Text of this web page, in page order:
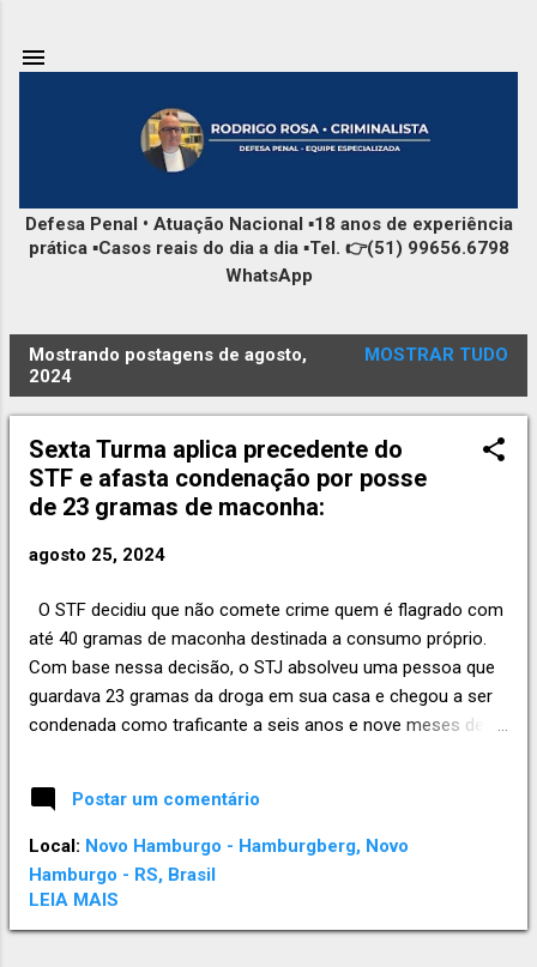
Defesa Penal • Atuação Nacional ▪️18 anos de experiência
prática ▪️Casos reais do dia a dia ▪️Tel. 👉(51) 99656.6798
WhatsApp
o
Mostrando postagens de agosto,
2024
MOSTRAR TUDO
Sexta Turma aplica precedente do
STF e afasta condenação por posse
de 23 gramas de maconha:
agosto 25, 2024
O STF decidiu que não comete crime quem é flagrado com
até 40 gramas de maconha destinada a consumo próprio.
Com base nessa decisão, o STJ absolveu uma pessoa que
guardava 23 gramas da droga em sua casa e chegou a ser
condenada como traficante a seis anos e nove meses de
crime, o STJ mandou o processo para o juizado especial,
para que seja analisado se é o caso de aplicação de alguma
sanção administrativa, como advertência ou medida
educativa. Leia o acórdão no REsp 2.121.548 . Fonte: STJ.
RODRIGO ROSA ADVOGADOS Contato (51) 99656.6789
(WhatsApp) criminalista em novo hamburgo, defesa penal,
Postar um comentário
Local: Novo Hamburgo - Hamburgberg, Novo
Hamburgo - RS, Brasil
LEIA MAIS